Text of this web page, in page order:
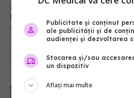
stare stabilă după
Donatorul, un adolescent
cerebrală
01 mai 2022, 10:22
Publicitate și conținut
ale publicității și de
audienței și dezvoltarea
Stocarea și/sau
un dispozitiv
Aflați mai multe